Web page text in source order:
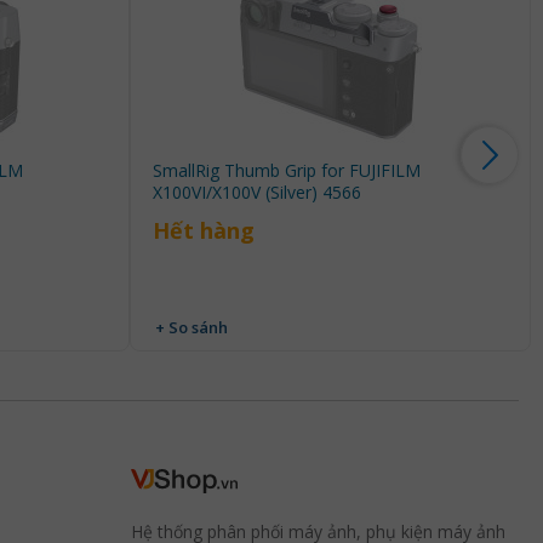
SmallRig Thumb Grip for FUJIFILM
X100VI/X100V (Silver) 4566
Hết hàng
+ So sánh
Hệ thống phân phối máy ảnh, phụ kiện máy ảnh